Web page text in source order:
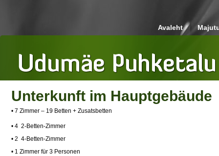
Avaleht
Unterkunft im Hauptgebäude
• 7 Zimmer – 19 Betten + Zusatsbetten
• 4 2-Betten-Zimmer
• 2 4-Betten-Zimmer
• 1 Zimmer für 3 Personen